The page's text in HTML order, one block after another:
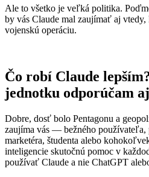
Ale to všetko je veľká politika.
by vás Claude mal zaujímať aj vtedy,
vojenskú operáciu.
Čo robí Claude
jednotku odporúčam
Dobre, dosť bolo Pentagonu a
zaujíma vás — bežného používateľa,
marketéra, študenta alebo
inteligencie skutočnú pomoc v
používať Claude a nie ChatGPT